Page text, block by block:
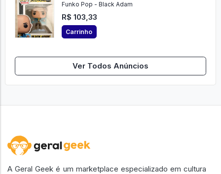
Funko Pop - Black Adam
R$ 103,33
Carrinho
Ver Todos Anúncios
A Geral Geek é um marketplace especializado em cultura